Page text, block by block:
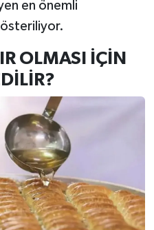
en önemli
OLMASI İÇİN